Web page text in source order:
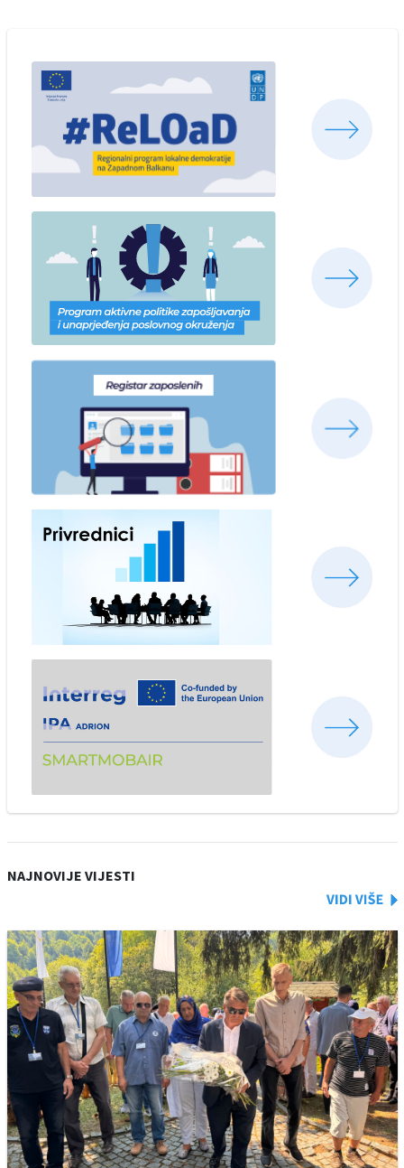
NAJNOVIJE VIJESTI